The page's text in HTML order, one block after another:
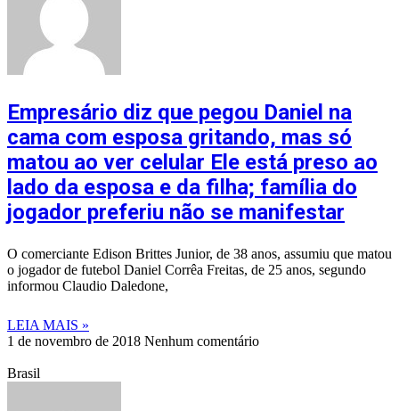
Empresário diz que pegou Daniel na
cama com esposa gritando, mas só
matou ao ver celular Ele está preso ao
lado da esposa e da filha; família do
jogador preferiu não se manifestar
O comerciante Edison Brittes Junior, de 38 anos, assumiu que matou
o jogador de futebol Daniel Corrêa Freitas, de 25 anos, segundo
informou Claudio Daledone,
LEIA MAIS »
1 de novembro de 2018 Nenhum comentário
Brasil